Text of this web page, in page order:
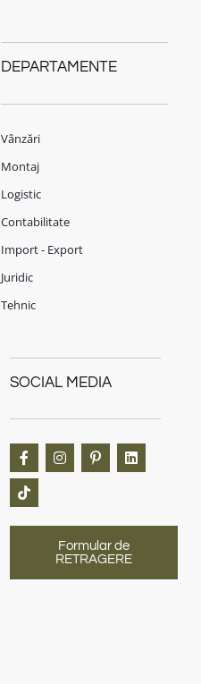
DEPARTAMENTE
Vânzări
Montaj
Logistic
Contabilitate
Import - Export
Juridic
Tehnic
SOCIAL MEDIA
Formular de
RETRAGERE